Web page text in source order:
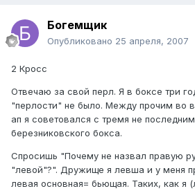
Богемщик
Опубликовано 25 апреля, 2007
2 Кросс
Отвечаю за свой перл. Я в боксе три
"перлости" не было. Между прочим во
ап я советовался с тремя не
березниковского бокса.
Спросишь "Почему не назвал правую
"левой"?". Дружище я левша и у меня
левая основная= бьющая. Таких, как я